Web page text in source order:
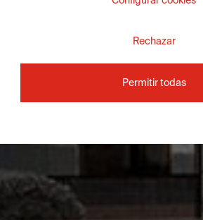
Rechazar
Permitir todas